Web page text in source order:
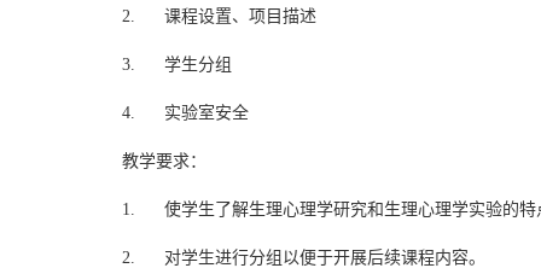
2. 课程设置、项目描述
3. 学生分组
4. 实验室安全
教学要求：
1. 使学生了解生理心理学研究和生理心理学实验的特
2. 对学生进行分组以便于开展后续课程内容。